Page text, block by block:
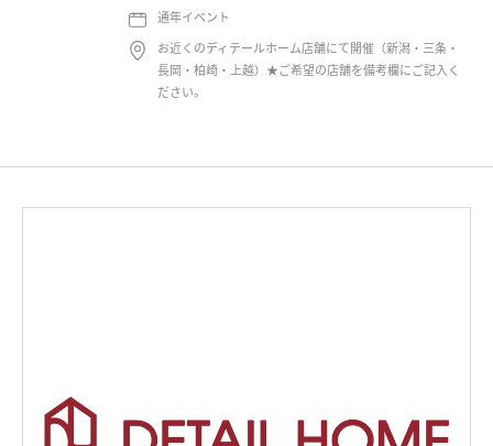
通年イベント
お近くのディテールホーム店舗にて開催（新潟・三条・
長岡・柏崎・上越）★ご希望の店舗を備考欄にご記入く
ださい。